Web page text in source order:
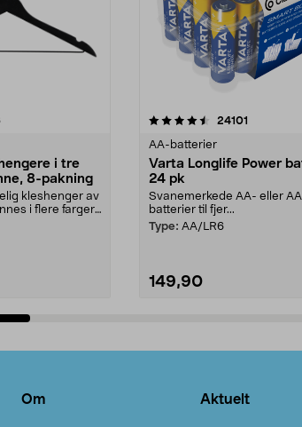
anmeldelser
i tre
8-pakning
kleshenger av
i flere farger.
stjerner 24101
AA-batterier
Varta Longlife Power
24 pk
Svanemerkede AA- eller
batterier til fjer...
Type: AA/LR6
149,90
4.5av 5 stjerner
Om Aktuelt